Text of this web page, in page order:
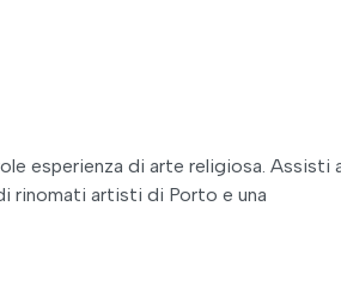
esperienza di arte religiosa. Assisti
rinomati artisti di Porto e una